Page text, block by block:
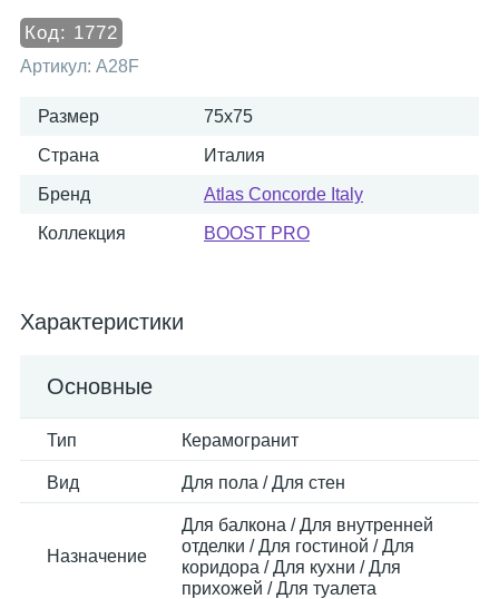
Код: 1772
Артикул: A28F
Размер 75x75
Страна Италия
Бренд Atlas Concorde Italy
Коллекция BOOST PRO
Характеристики
Основные
Тип Керамогранит
Вид Для пола / Для стен
Назначение
Для балкона / Для внутренней
отделки / Для гостиной / Для
коридора / Для кухни / Для
прихожей / Для туалета